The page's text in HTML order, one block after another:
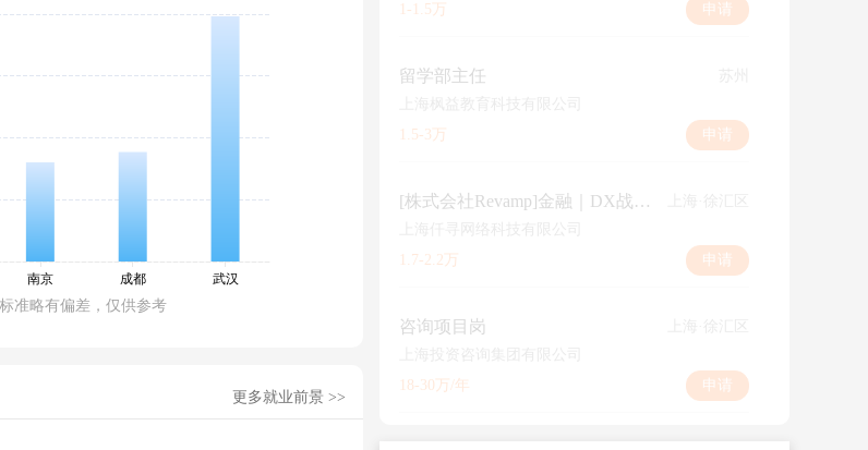
准略有偏差，仅供参考
更多就业前景 >>
1-1.5万
申请
留学部主任
1.5-3万
申请
[株式会社Revamp]金融｜DX战略顾问（经理）
1.7-2.2万
申请
咨询项目岗
18-30万/年
申请